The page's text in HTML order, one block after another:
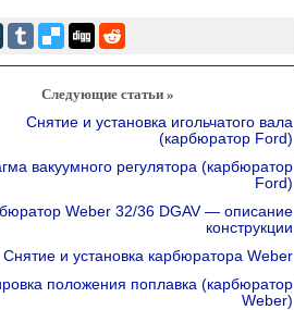
Следующие статьи »
Снятие и установка игольчатого вала
(карбюратор Ford)
вакуумного регулятора (карбюратор
Ford)
Weber 32/36 DGAV — описание
конструкции
Снятие и установка карбюратора Weber
положения поплавка (карбюратор
Weber)